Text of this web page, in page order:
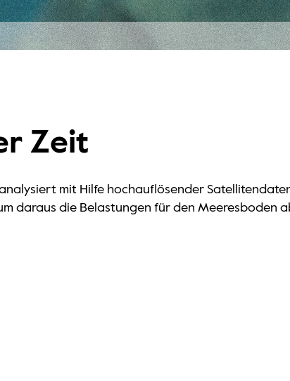
Zeit
mit Hilfe hochauflösender
daraus die Belastungen für den Meeresboden